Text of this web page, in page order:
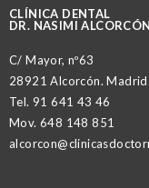
CLÍNICA DENTAL
DR. NASIMI ALCORCÓN
C/ Mayor, nº63
28921 Alcorcón. Madrid
Tel. 91 641 43 46
Mov. 648 148 851